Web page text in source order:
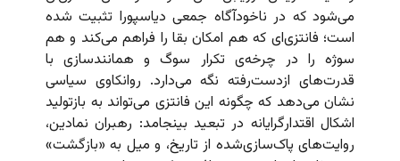
می‌شود که در ناخودآگاه جمعی دیاسپورا تثبیت شده
است؛ فانتزی‌ای که هم امکان بقا را فراهم می‌کند و هم
سوژه را در چرخه‌ی تکرار سوگ و همانندسازی با
قدرت‌های ازدست‌رفته نگه می‌دارد. روانکاوی سیاسی
نشان می‌دهد که چگونه این فانتزی می‌تواند به بازتولید
اشکال اقتدارگرایانه در تبعید بینجامد: رهبران نمادین،
روایت‌های پاک‌سازی‌شده از تاریخ، و میل به «بازگشت»